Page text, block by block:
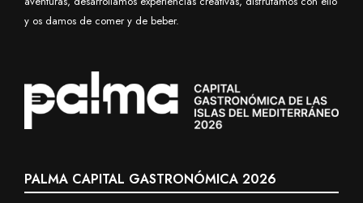
y os damos de comer y de beber.
PALMA CAPITAL GASTRONÓMICA 2026